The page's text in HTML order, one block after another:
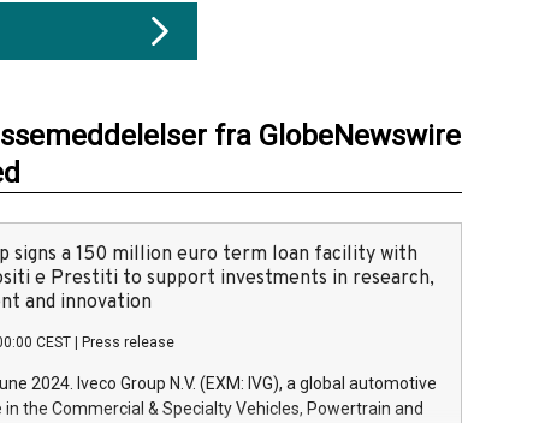
fra GlobeNewswire
signs a 150 million euro term loan facility with
e Prestiti to support investments in research,
and innovation
CEST Press release
2024. Iveco Group N.V. (EXM: IVG), a global automotive
in the Commercial & Specialty Vehicles, Powertrain and